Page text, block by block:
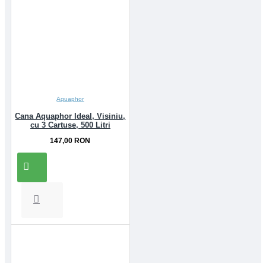
Aquaphor
Cana Aquaphor Ideal, Visiniu,
cu 3 Cartuse, 500 Litri
147,00 RON